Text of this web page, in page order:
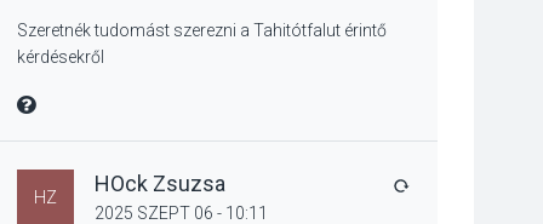
Szigetmonostoron
Szeretnék tudomást szerezni a Tahitótfalut érintő
kérdésekről
MIRE MONDTA
HZ
HOck Zsuzsa
2025 SZEPT 06 - 10:11